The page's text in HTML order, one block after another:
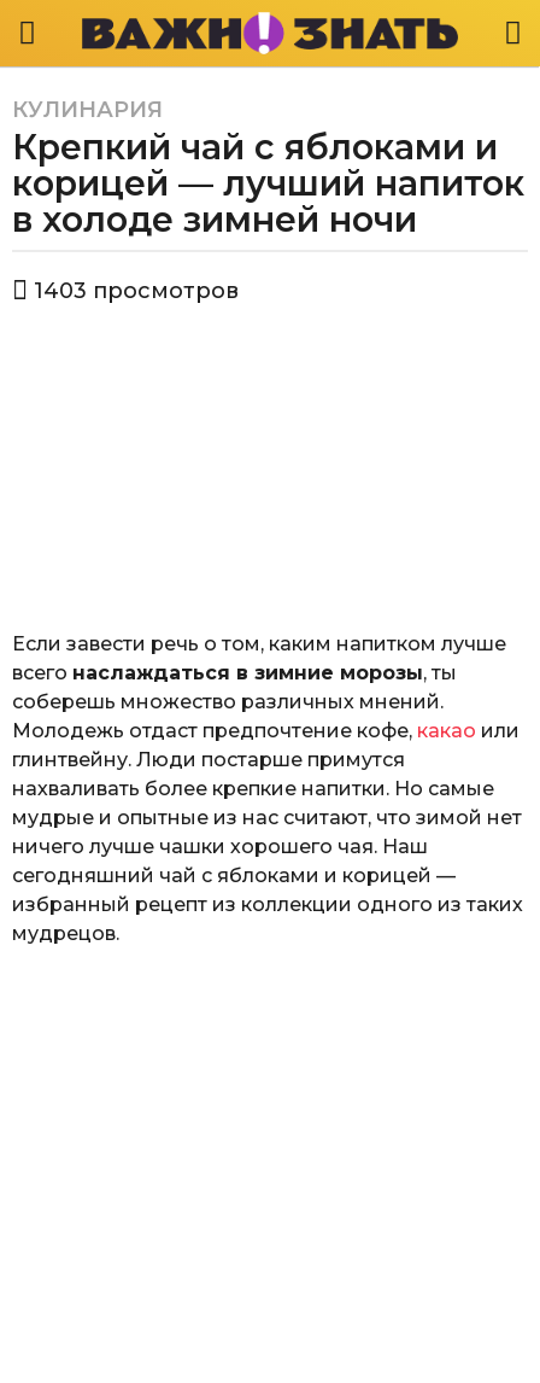
3
г
д
а
g
КУЛИНАРИЯ
Крепкий чай с яблоками и
корицей — лучший напиток
в холоде зимней ночи
в
1403 просмотров
Если завести речь о том, каким напитком лучше
всего наслаждаться в зимние морозы, ты
соберешь множество различных мнений.
Молодежь отдаст предпочтение кофе, какао или
глинтвейну. Люди постарше примутся
нахваливать более крепкие напитки. Но самые
мудрые и опытные из нас считают, что зимой нет
ничего лучше чашки хорошего чая. Наш
сегодняшний чай с яблоками и корицей —
избранный рецепт из коллекции одного из таких
мудрецов.